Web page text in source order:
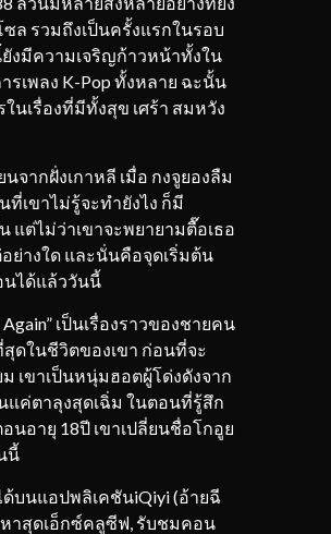
ล รวมถึงเป็นครั้งแรกในรอบ
งมีความเจริญก้าวหน้าทั้งใน
รเพลง K-Pop ทั้งหลาย ฉะนั้น
นเรื่องที่มีทั้งสุข เศร้า สมหวัง
จากฝั่งเกาหลี เมื่อ กงจูยองลืม
เขาไม่รู้จะทำยังไง ก็มี
ต่ไม่ว่าเขาจะพยายามตื๊อเธอ
ย่างใด และนั่นคือจุดเริ่มต้น
นได้แล้ววันนี้
เป็นเรื่องราวของชายคน
ดในชีวิตของเขา ก่อนที่จะ
เขาเป็นหนุ่มฮอตผู้โด่งดังจาก
แค่ตาลุงสุดเฉิ่ม ในตอนที่รู้สึก
นอายุ 18ปี เขาเปลี่ยนชื่อโกอูย
นี้
นแอปพลิเคชันiQiyi (อ้ายฉี
าสุดเอ็กซ์คลูซีฟ, รับชมคอน